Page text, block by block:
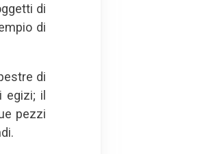
di
di
di
egizi; il
pezzi